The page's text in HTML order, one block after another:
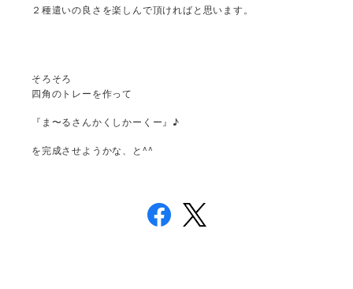
２種遣いの良さを楽しんで頂ければと思います。
そろそろ
四角のトレーを作って
『ま〜るさんかくしかーくー』♪
を完成させようかな、と^^